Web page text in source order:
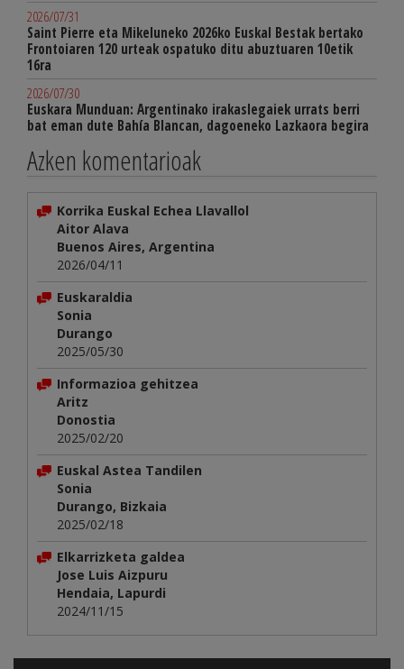
2026/07/31
Saint Pierre eta Mikeluneko 2026ko Euskal Bestak bertako
Frontoiaren 120 urteak ospatuko ditu abuztuaren 10etik
16ra
2026/07/30
Euskara Munduan: Argentinako irakaslegaiek urrats berri
bat eman dute Bahía Blancan, dagoeneko Lazkaora begira
Azken komentarioak
Korrika Euskal Echea Llavallol
Aitor Alava
Buenos Aires, Argentina
2026/04/11
Euskaraldia
Sonia
Durango
2025/05/30
Informazioa gehitzea
Aritz
Donostia
2025/02/20
Euskal Astea Tandilen
Sonia
Durango, Bizkaia
2025/02/18
Elkarrizketa galdea
Jose Luis Aizpuru
Hendaia, Lapurdi
2024/11/15